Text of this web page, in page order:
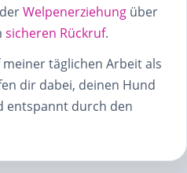
Welpenerziehung über
sicheren Rückruf.
täglichen Arbeit als
dir dabei, deinen Hund
entspannt durch den